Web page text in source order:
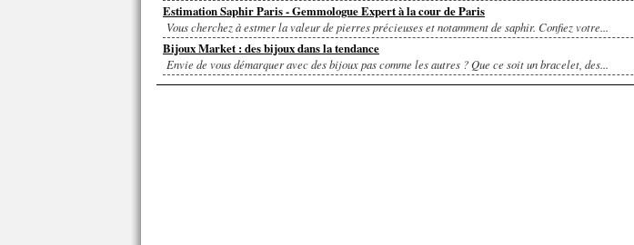
Estimation Saphir Paris - Gemmologue Expert à la cour de Paris
Vous cherchez à estmer la valeur de pierres précieuses et notamment de saphir. Confiez votre...
Bijoux Market : des bijoux dans la tendance
Envie de vous démarquer avec des bijoux pas comme les autres ? Que ce soit un bracelet, des...